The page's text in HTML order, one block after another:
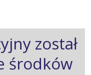
został
środków